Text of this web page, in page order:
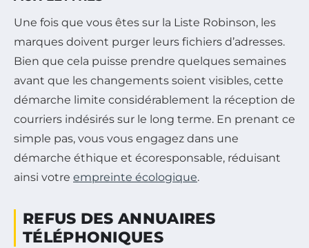
Une fois que vous êtes sur la Liste Robinson, les
marques doivent purger leurs fichiers d’adresses.
Bien que cela puisse prendre quelques semaines
avant que les changements soient visibles, cette
démarche limite considérablement la réception de
courriers indésirés sur le long terme. En prenant ce
simple pas, vous vous engagez dans une
démarche éthique et écoresponsable, réduisant
ainsi votre empreinte écologique.
REFUS DES ANNUAIRES
TÉLÉPHONIQUES